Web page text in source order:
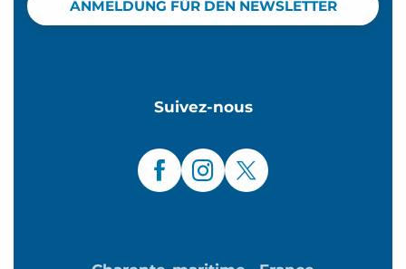
ANMELDUNG FÜR DEN NEWSLETTER
Suivez-nous